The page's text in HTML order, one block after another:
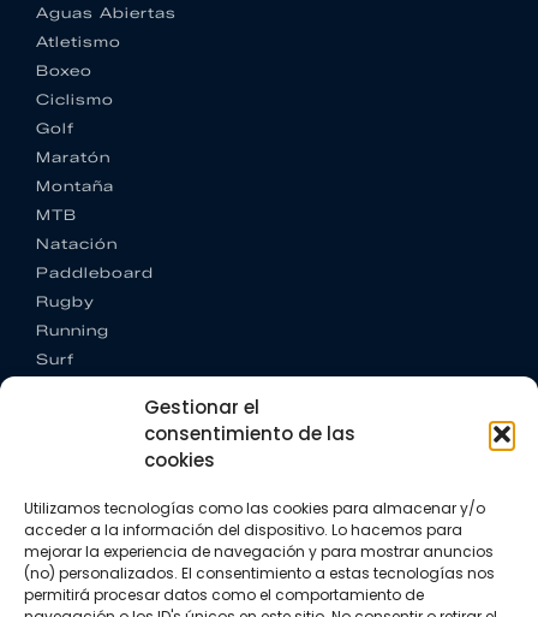
Gestionar el
consentimiento de las
cookies
Utilizamos tecnologías como las cookies para almacenar y/o
acceder a la información del dispositivo. Lo hacemos para
mejorar la experiencia de navegación y para mostrar anuncios
(no) personalizados. El consentimiento a estas tecnologías nos
permitirá procesar datos como el comportamiento de
Aguas Abiertas
Atletismo
Boxeo
Ciclismo
Golf
Maratón
Montaña
MTB
Natación
Paddleboard
Rugby
Running
Surf
CONTACTO
+34 662 342 177
info@vkssport.com
SÍGUENOS